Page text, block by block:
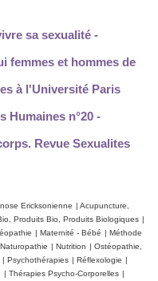
sa sexualité -
femmes et hommes de
à l'Université Paris
Humaines n°20 -
Revue Sexualites
Ericksonienne | Acupuncture,
Produits Bio, Produits Biologiques |
| Maternité - Bébé | Méthode
Naturopathie | Nutrition | Ostéopathie,
| Psychothérapies | Réflexologie |
| Thérapies Psycho-Corporelles |